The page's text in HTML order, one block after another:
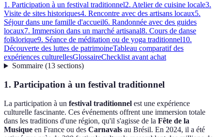
1. Participation à un festival traditionnel2. Atelier de cuisine locale3.
Visite de sites historiques4. Rencontre avec des artisans locaux5.
Séjour dans une famille d'accueil6. Randonnée avec des guides
locaux7. Immersion dans un marché artisanal8. Cours de danse
folklorique9. Séance de méditation ou de yoga traditionnel10.
Découverte des luttes de patrimoineTableau comparatif des
expériences culturellesGlossaireChecklist avant achat
Sommaire(13 sections)
1. Participation à un festival traditionnel
La participation à un festival traditionnel est une expérience
culturelle fascinante. Ces événements offrent une immersion totale
dans les traditions d'une région, qu'il s'agisse de la Fête de la
Musique en France ou des Carnavals au Brésil. En 2024, il a été